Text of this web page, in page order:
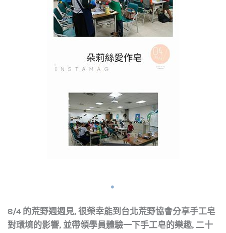
8/4 的荒野週週見, 很榮幸能到台北荒野協會分享手工皂
對環境的影響, 並帶領學員體驗一下手工皂的樂趣, 二十